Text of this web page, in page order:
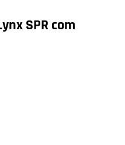
SPR com